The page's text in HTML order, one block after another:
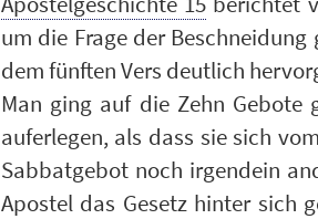
um die Frage der
dem fünften Vers deutlich
Man ging auf die Zehn
auferlegen, als dass sie sich
Sabbatgebot noch irgendein
Apostel das Gesetz hinter sich